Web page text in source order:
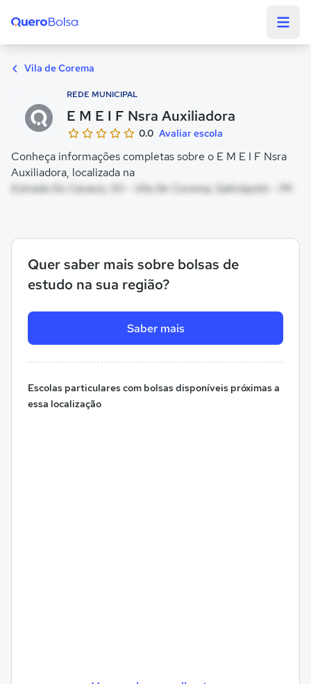
Vila de Corema
REDE MUNICIPAL
E M E I F Nsra Auxiliadora
0.0 Avaliar escola
Conheça informações completas sobre o E M E I F Nsra
Auxiliadora, localizada na
Estrada Do Caraxio, 50 - Vila De Corema, Salinópolis - PA
Quer saber mais sobre bolsas de
estudo na sua região?
Saber mais
Escolas particulares com bolsas disponíveis próximas a
essa localização